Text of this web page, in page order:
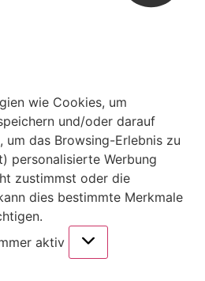
wie Cookies, um
und/oder darauf
um das Browsing-Erlebnis zu
personalisierte Werbung
zustimmst oder die
dies bestimmte Merkmale
aktiv